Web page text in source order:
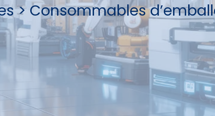
>Consommables